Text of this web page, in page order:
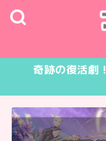
奇跡の復活劇